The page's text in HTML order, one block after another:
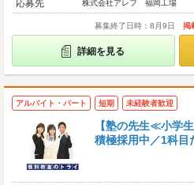
応募先
株式会社アレフ 福岡工場
募集終了日時：8月9日 掲
詳細を見る
アルバイト・パート 短期 未経験者歓迎
【塾の先生≪小学
積極採用中／1科目